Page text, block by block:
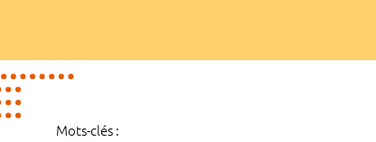
Mots-clés :